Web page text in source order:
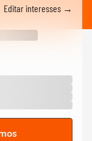
Editar interesses →